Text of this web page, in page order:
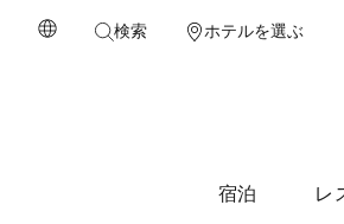
検索 ホテルを選ぶ
宿泊 レ